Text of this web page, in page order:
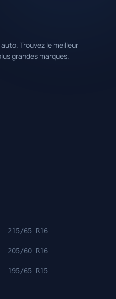
Trouvez le meilleur
grandes marques.
215/65 R16
205/60 R16
195/65 R15